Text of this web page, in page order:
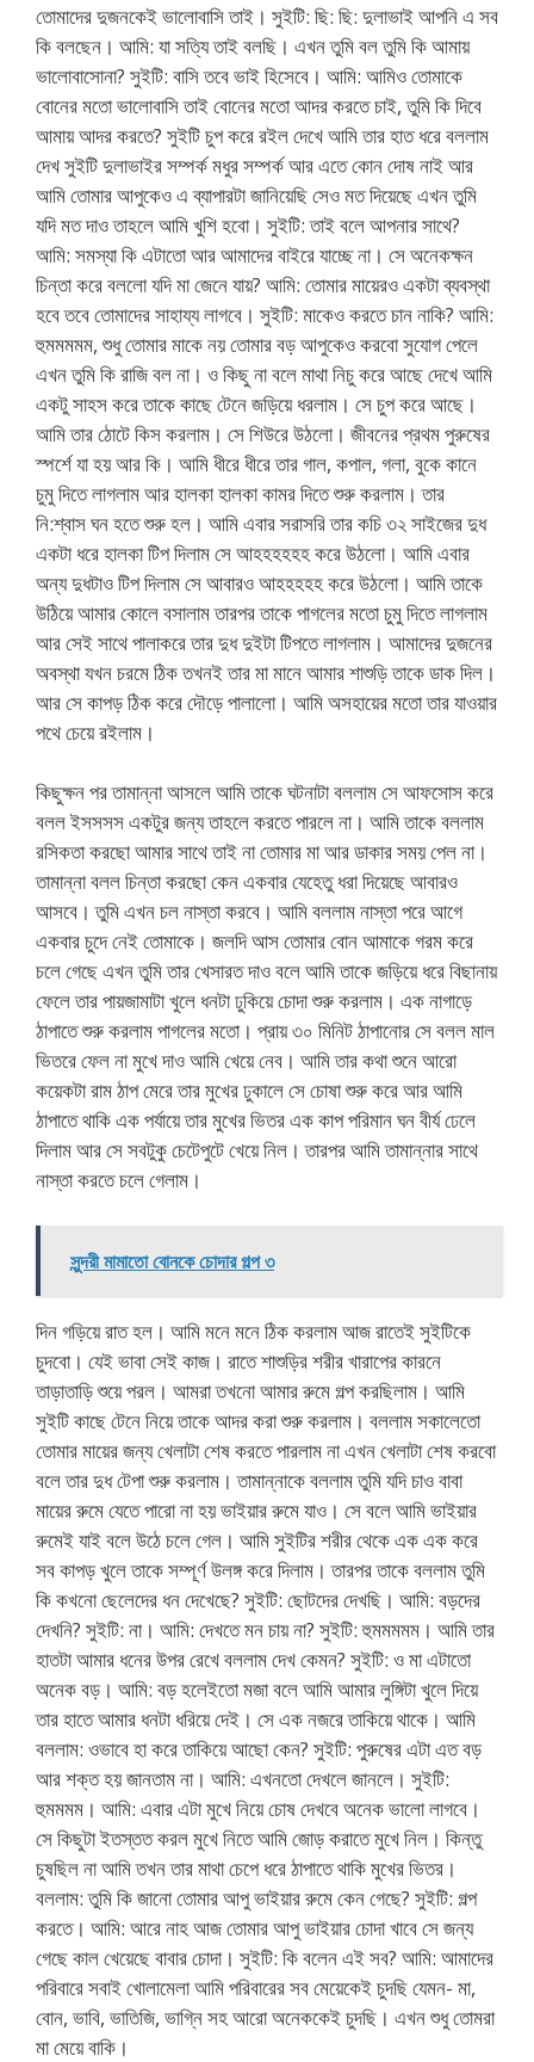
তোমাদের দুজনকেই ভালোবাসি তাই। সুইটি: ছি: ছি: দুলাভাই আপনি এ সব
কি বলছেন। আমি: যা সত্যি তাই বলছি। এখন তুমি বল তুমি কি আমায়
ভালোবাসোনা? সুইটি: বাসি তবে ভাই হিসেবে। আমি: আমিও তোমাকে
বোনের মতো ভালোবাসি তাই বোনের মতো আদর করতে চাই, তুমি কি দিবে
আমায় আদর করতে? সুইটি চুপ করে রইল দেখে আমি তার হাত ধরে বললাম
দেখ সুইটি দুলাভাইর সম্পর্ক মধুর সম্পর্ক আর এতে কোন দোষ নাই আর
আমি তোমার আপুকেও এ ব্যাপারটা জানিয়েছি সেও মত দিয়েছে এখন তুমি
যদি মত দাও তাহলে আমি খুশি হবো। সুইটি: তাই বলে আপনার সাথে?
আমি: সমস্যা কি এটাতো আর আমাদের বাইরে যাচ্ছে না। সে অনেকক্ষন
চিন্তা করে বললো যদি মা জেনে যায়? আমি: তোমার মায়েরও একটা ব্যবস্থা
হবে তবে তোমাদের সাহায্য লাগবে। সুইটি: মাকেও করতে চান নাকি? আমি:
হুমমমমম, শুধু তোমার মাকে নয় তোমার বড় আপুকেও করবো সুযোগ পেলে
এখন তুমি কি রাজি বল না। ও কিছু না বলে মাথা নিচু করে আছে দেখে আমি
একটু সাহস করে তাকে কাছে টেনে জড়িয়ে ধরলাম। সে চুপ করে আছে।
আমি তার ঠোটে কিস করলাম। সে শিউরে উঠলো। জীবনের প্রথম পুরুষের
স্পর্শে যা হয় আর কি। আমি ধীরে ধীরে তার গাল, কপাল, গলা, বুকে কানে
চুমু দিতে লাগলাম আর হালকা হালকা কামর দিতে শুরু করলাম। তার
নি:শ্বাস ঘন হতে শুরু হল। আমি এবার সরাসরি তার কচি ৩২ সাইজের দুধ
একটা ধরে হালকা টিপ দিলাম সে আহহহহহহ করে উঠলো। আমি এবার
অন্য দুধটাও টিপ দিলাম সে আবারও আহহহহহ করে উঠলো। আমি তাকে
উঠিয়ে আমার কোলে বসালাম তারপর তাকে পাগলের মতো চুমু দিতে লাগলাম
আর সেই সাথে পালাকরে তার দুধ দুইটা টিপতে লাগলাম। আমাদের দুজনের
অবস্থা যখন চরমে ঠিক তখনই তার মা মানে আমার শাশুড়ি তাকে ডাক দিল।
আর সে কাপড় ঠিক করে দৌড়ে পালালো। আমি অসহায়ের মতো তার যাওয়ার
পথে চেয়ে রইলাম।
কিছুক্ষন পর তামান্না আসলে আমি তাকে ঘটনাটা বললাম সে আফসোস করে
বলল ইসসসস একটুর জন্য তাহলে করতে পারলে না। আমি তাকে বললাম
রসিকতা করছো আমার সাথে তাই না তোমার মা আর ডাকার সময় পেল না।
তামান্না বলল চিন্তা করছো কেন একবার যেহেতু ধরা দিয়েছে আবারও
আসবে। তুমি এখন চল নাস্তা করবে। আমি বললাম নাস্তা পরে আগে
একবার চুদে নেই তোমাকে। জলদি আস তোমার বোন আমাকে গরম করে
চলে গেছে এখন তুমি তার খেসারত দাও বলে আমি তাকে জড়িয়ে ধরে বিছানায়
ফেলে তার পায়জামাটা খুলে ধনটা ঢুকিয়ে চোদা শুরু করলাম। এক নাগাড়ে
ঠাপাতে শুরু করলাম পাগলের মতো। প্রায় ৩০ মিনিট ঠাপানোর সে বলল মাল
ভিতরে ফেল না মুখে দাও আমি খেয়ে নেব। আমি তার কথা শুনে আরো
কয়েকটা রাম ঠাপ মেরে তার মুখের ঢুকালে সে চোষা শুরু করে আর আমি
ঠাপাতে থাকি এক পর্যায়ে তার মুখের ভিতর এক কাপ পরিমান ঘন বীর্য ঢেলে
দিলাম আর সে সবটুকু চেটেপুটে খেয়ে নিল। তারপর আমি তামান্নার সাথে
নাস্তা করতে চলে গেলাম।
সুন্দরী মামাতো বোনকে চোদার গল্প ৩
দিন গড়িয়ে রাত হল। আমি মনে মনে ঠিক করলাম আজ রাতেই সুইটিকে
চুদবো। যেই ভাবা সেই কাজ। রাতে শাশুড়ির শরীর খারাপের কারনে
তাড়াতাড়ি শুয়ে পরল। আমরা তখনো আমার রুমে গল্প করছিলাম। আমি
সুইটি কাছে টেনে নিয়ে তাকে আদর করা শুরু করলাম। বললাম সকালেতো
তোমার মায়ের জন্য খেলাটা শেষ করতে পারলাম না এখন খেলাটা শেষ করবো
বলে তার দুধ টেপা শুরু করলাম। তামান্নাকে বললাম তুমি যদি চাও বাবা
মায়ের রুমে যেতে পারো না হয় ভাইয়ার রুমে যাও। সে বলে আমি ভাইয়ার
রুমেই যাই বলে উঠে চলে গেল। আমি সুইটির শরীর থেকে এক এক করে
সব কাপড় খুলে তাকে সম্পূর্ণ উলঙ্গ করে দিলাম। তারপর তাকে বললাম তুমি
কি কখনো ছেলেদের ধন দেখেছে? সুইটি: ছোটদের দেখছি। আমি: বড়দের
দেখনি? সুইটি: না। আমি: দেখতে মন চায় না? সুইটি: হুমমমমম। আমি তার
হাতটা আমার ধনের উপর রেখে বললাম দেখ কেমন? সুইটি: ও মা এটাতো
অনেক বড়। আমি: বড় হলেইতো মজা বলে আমি আমার লুঙ্গিটা খুলে দিয়ে
তার হাতে আমার ধনটা ধরিয়ে দেই। সে এক নজরে তাকিয়ে থাকে। আমি
বললাম: ওভাবে হা করে তাকিয়ে আছো কেন? সুইটি: পুরুষের এটা এত বড়
আর শক্ত হয় জানতাম না। আমি: এখনতো দেখলে জানলে। সুইটি:
হুমমমম। আমি: এবার এটা মুখে নিয়ে চোষ দেখবে অনেক ভালো লাগবে।
সে কিছুটা ইতস্তত করল মুখে নিতে আমি জোড় করাতে মুখে নিল। কিন্তু
চুষছিল না আমি তখন তার মাথা চেপে ধরে ঠাপাতে থাকি মুখের ভিতর।
বললাম: তুমি কি জানো তোমার আপু ভাইয়ার রুমে কেন গেছে? সুইটি: গল্প
করতে। আমি: আরে নাহ আজ তোমার আপু ভাইয়ার চোদা খাবে সে জন্য
গেছে কাল খেয়েছে বাবার চোদা। সুইটি: কি বলেন এই সব? আমি: আমাদের
পরিবারে সবাই খোলামেলা আমি পরিবারের সব মেয়েকেই চুদছি যেমন- মা,
বোন, ভাবি, ভাতিজি, ভাগ্নি সহ আরো অনেককেই চুদছি। এখন শুধু তোমরা
মা মেয়ে বাকি।